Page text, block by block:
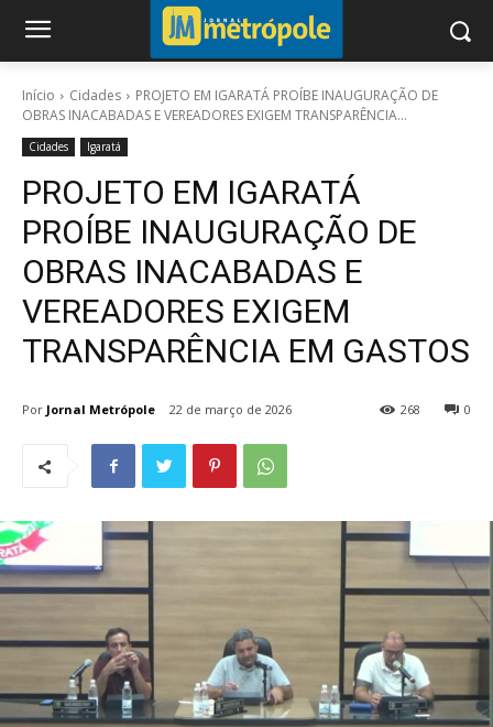
Início Cidades
PROJETO EM IGARATÁ PROÍBE INAUGURAÇÃO DE
OBRAS INACABADAS E VEREADORES EXIGEM TRANSPARÊNCIA...
Cidades Igaratá
PROJETO EM IGARATÁ
PROÍBE INAUGURAÇÃO DE
OBRAS INACABADAS E
VEREADORES EXIGEM
TRANSPARÊNCIA EM GASTOS
Por Jornal Metrópole 22 de março de 2026 0
268